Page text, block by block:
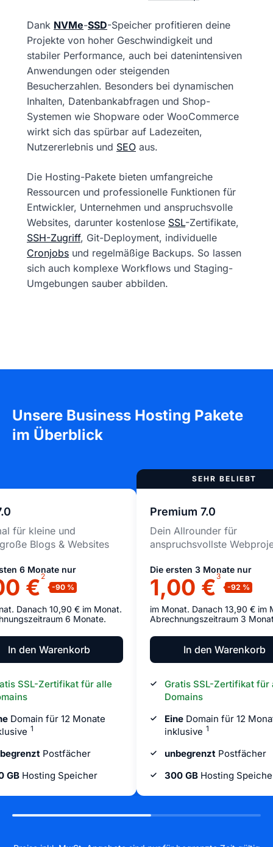
Dank NVMe-SSD-Speicher profitieren deine
Projekte von hoher Geschwindigkeit und
stabiler Performance, auch bei datenintensiven
Anwendungen oder steigenden
Besucherzahlen. Besonders bei dynamischen
Inhalten, Datenbankabfragen und Shop-
Systemen wie Shopware oder WooCommerce
wirkt sich das spürbar auf Ladezeiten,
Nutzererlebnis und SEO aus.
Die Hosting-Pakete bieten umfangreiche
Ressourcen und professionelle Funktionen für
Entwickler, Unternehmen und anspruchsvolle
Websites, darunter kostenlose SSL-Zertifikate,
SSH-Zugriff, Git-Deployment, individuelle
Cronjobs und regelmäßige Backups. So lassen
sich auch komplexe Workflows und Staging-
Umgebungen sauber abbilden.
Unsere Business Hosting Pakete
im Überblick
für kleine und
Blogs & Websites
6 Monate nur
€ 2
Danach 10,90 € im Monat.
6 Monate.
In den Warenkorb
SSL-Zertifikat für alle
Domain für 12 Monate
1
Postfächer
GB Hosting Speicher
Premium 7.0
Dein Allrounder für
anspruchsvollste
Die ersten 3 Monate nur
1,00 €3
im Monat. Danach 13,90 € im
Abrechnungszeitraum 3
In den Warenkorb
Gratis SSL-Zertifikat für
Domains
Eine Domain für 12
inklusive 1
unbegrenzt Postfächer
300 GB Hosting